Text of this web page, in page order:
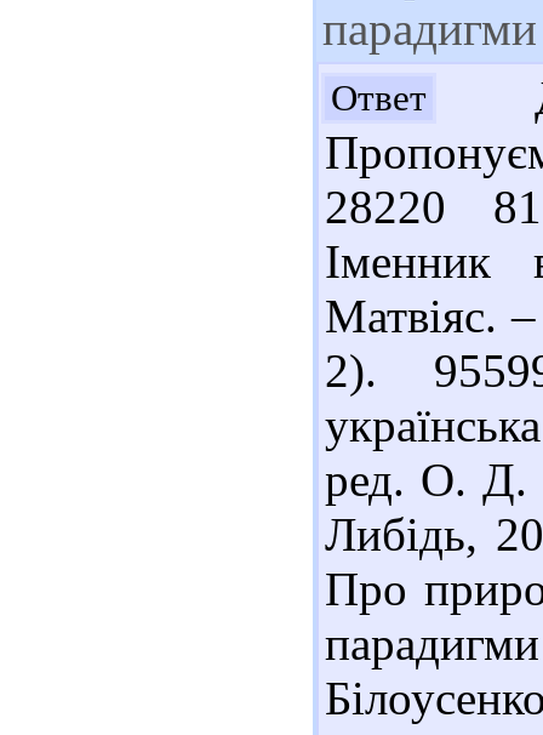
парадигми
Ответ
28220
Іменник
Матвіяс.
2).
ред. О. Д.
Либідь,
Про